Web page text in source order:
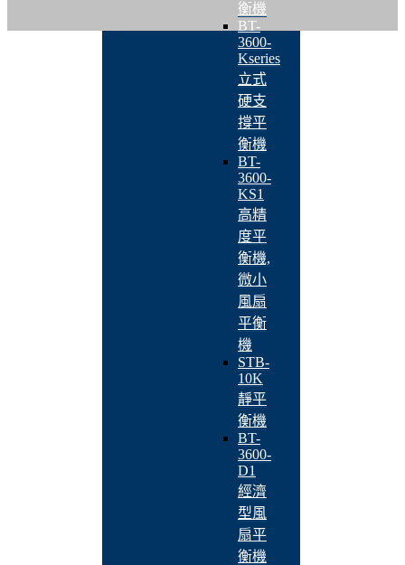
衡機
BT-
3600-
Kseries
立式
硬支
撐平
衡機
BT-
3600-
KS1
高精
度平
衡機,
微小
風扇
平衡
機
STB-
10K
靜平
衡機
BT-
3600-
D1
經濟
型風
扇平
衡機